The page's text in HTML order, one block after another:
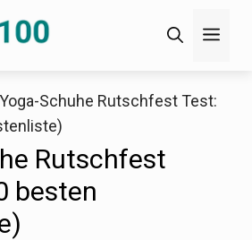
Yoga-Schuhe Rutschfest Test:
Rutschfest
besten
Sale
meistverkauften Produkte im
bei Decathlon an!